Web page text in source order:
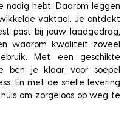
nodig hebt. Daarom leggen
vaktaal. Je ontdekt
past bij jouw laadgedrag,
waarom kwaliteit zoveel
Met een geschikte
ben je klaar voor soepel
En met de snelle levering
om zorgeloos op weg te